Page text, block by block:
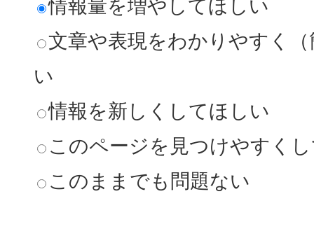
情報量を増やしてほしい
文章や表現をわかりやすく
い
情報を新しくしてほしい
このページを見つけやすく
このままでも問題ない